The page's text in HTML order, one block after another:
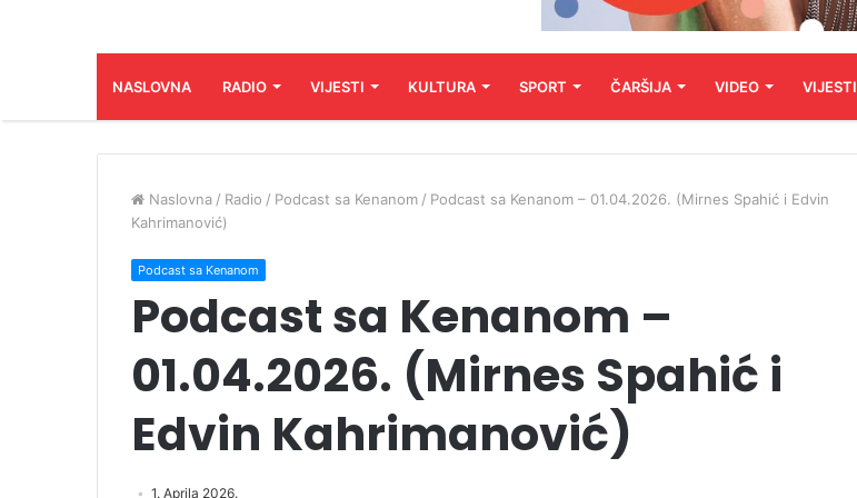
NASLOVNA RADIO VIJESTI KULTURA SPORT ČARŠIJA VIDEO VIJESTI
Naslovna / Radio / Podcast sa Kenanom / Podcast sa Kenanom – 01.04.2026. (Mirnes Spahić i Edvin
Kahrimanović)
Podcast sa Kenanom
Podcast sa Kenanom –
01.04.2026. (Mirnes Spahić i
Edvin Kahrimanović)
1. Aprila 2026.